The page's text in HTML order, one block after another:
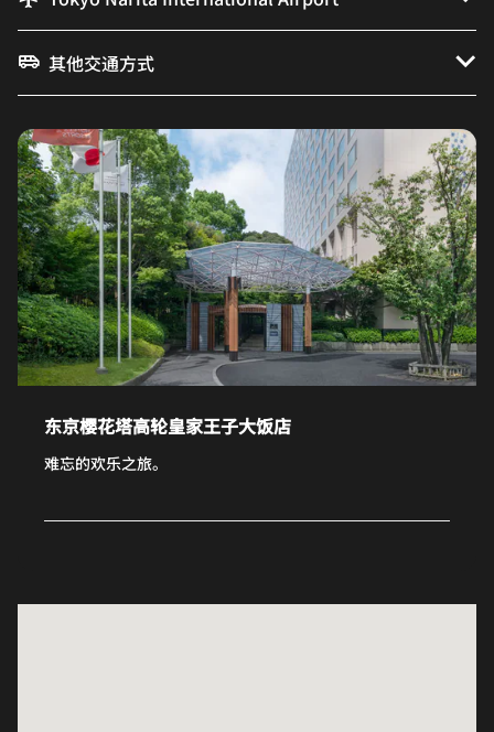
其他交通方式
东京樱花塔高轮皇家王子大饭店
难忘的欢乐之旅。